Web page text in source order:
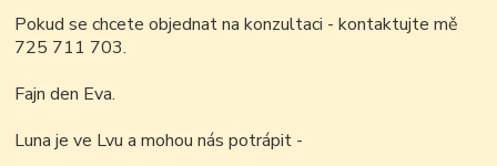
Pokud se chcete objednat na konzultaci - kontaktujte mě
725 711 703.
Fajn den Eva.
Luna je ve Lvu a mohou nás potrápit -